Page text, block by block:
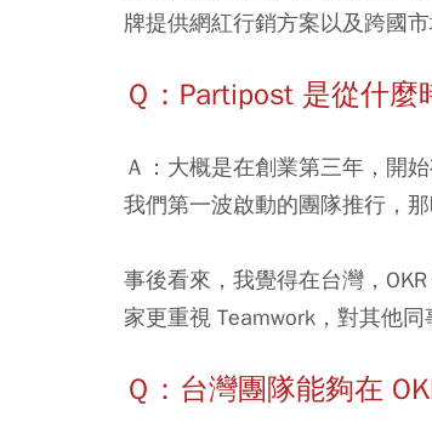
牌提供網紅行銷方案以及跨國
Ｑ：Partipost 是從什
Ａ：大概是在創業第三年，開
我們第一波啟動的團隊推行，
事後看來，我覺得在台灣，
家更重視 Teamwork，對其他
Ｑ：台灣團隊能夠在